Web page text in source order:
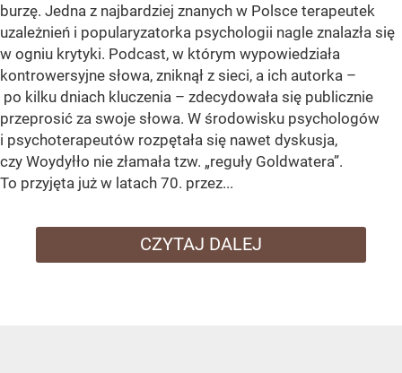
burzę. Jedna z najbardziej znanych w Polsce terapeutek
uzależnień i popularyzatorka psychologii nagle znalazła się
w ogniu krytyki. Podcast, w którym wypowiedziała
kontrowersyjne słowa, zniknął z sieci, a ich autorka –
po kilku dniach kluczenia – zdecydowała się publicznie
przeprosić za swoje słowa. W środowisku psychologów
i psychoterapeutów rozpętała się nawet dyskusja,
czy Woydyłło nie złamała tzw. „reguły Goldwatera”.
To przyjęta już w latach 70. przez...
CZYTAJ DALEJ